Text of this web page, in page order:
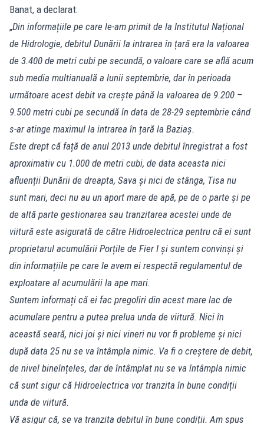
Banat, a declarat:
„Din informațiile pe care le-am primit de la Institutul Național
de Hidrologie, debitul Dunării la intrarea în țară era la valoarea
de 3.400 de metri cubi pe secundă, o valoare care se află acum
sub media multianuală a lunii septembrie, dar în perioada
următoare acest debit va crește până la valoarea de 9.200 –
9.500 metri cubi pe secundă în data de 28-29 septembrie când
s-ar atinge maximul la intrarea în țară la Baziaș.
Este drept că față de anul 2013 unde debitul înregistrat a fost
aproximativ cu 1.000 de metri cubi, de data aceasta nici
afluenții Dunării de dreapta, Sava și nici de stânga, Tisa nu
sunt mari, deci nu au un aport mare de apă, pe de o parte şi pe
de altă parte gestionarea sau tranzitarea acestei unde de
viitură este asigurată de către Hidroelectrica pentru că ei sunt
proprietarul acumulării Porțile de Fier I și suntem convinși și
din informațiile pe care le avem ei respectă regulamentul de
exploatare al acumulării la ape mari.
Suntem informați că ei fac pregoliri din acest mare lac de
acumulare pentru a putea prelua unda de viitură. Nici în
această seară, nici joi şi nici vineri nu vor fi probleme şi nici
după data 25 nu se va întâmpla nimic. Va fi o creștere de debit,
de nivel bineînțeles, dar de întâmplat nu se va întâmpla nimic
că sunt sigur că Hidroelectrica vor tranzita în bune condiții
unda de viitură.
Vă asigur că, se va tranzita debitul în bune condiții. Am spus